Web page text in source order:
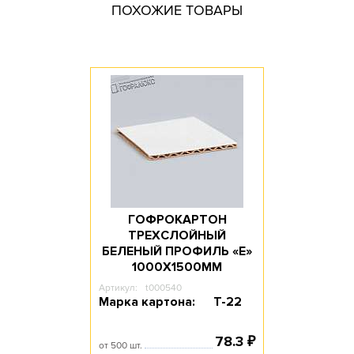
Марка картона: Т-22
Доступное количество: 10
ПОХОЖИЕ ТОВАРЫ
ГОФРОКАРТОН
ТРЕХСЛОЙНЫЙ
БЕЛЕНЫЙ ПРОФИЛЬ «Е»
1000Х1500ММ
Артикул: t000540
Марка картона: Т-22
от 500 шт. 78.3 ₽